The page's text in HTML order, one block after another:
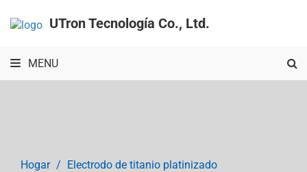
UTron Tecnología Co., Ltd.
MENU
Hogar Electrodo de titanio platinizado